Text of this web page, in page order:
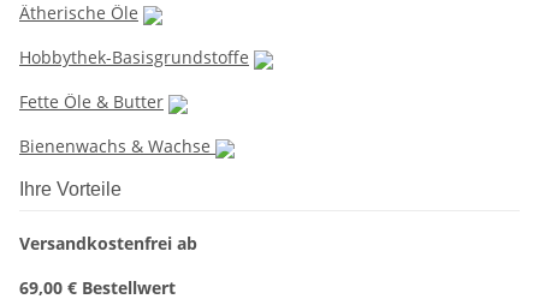
Ätherische Öle
Hobbythek-Basisgrundstoffe
Fette Öle & Butter
Bienenwachs & Wachse
Ihre Vorteile
Versandkostenfrei ab
69,00 € Bestellwert